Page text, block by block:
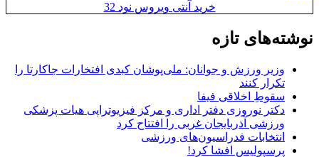
خرید آنتی ویروس نود 32
نوشته‌های تازه
وزیر ورزش و جوانان: ملی‌پوشان کبدی افتخارات جاکارتا را
تکرار کنند
سقوطِ اخلاقی فیفا
دکتر نوروزی دفتر اداری و مرکز فیزیوتراپی هیات پزشکی
ورزشی آذربایجان غربی را افتتاح کرد
انتخابات فدراسیون‌های ورزشی
پرسپولیس افشا کرد!